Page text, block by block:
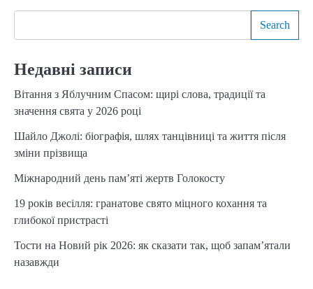
Search
Недавні записи
Вітання з Яблучним Спасом: щирі слова, традиції та
значення свята у 2026 році
Шайло Джолі: біографія, шлях танцівниці та життя після
зміни прізвища
Міжнародний день пам’яті жертв Голокосту
19 років весілля: гранатове свято міцного кохання та
глибокої пристрасті
Тости на Новий рік 2026: як сказати так, щоб запам’ятали
назавжди